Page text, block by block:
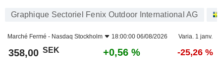
Graphique Sectoriel Fenix Outdoor International AG
Marché Fermé - Nasdaq Stockholm 18:00:00 06/08/2026 Varia. 1 janv.
358,00 SEK +0,56 % -25,26 %